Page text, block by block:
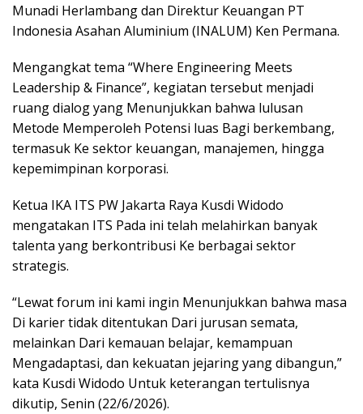
Munadi Herlambang dan Direktur Keuangan PT
Indonesia Asahan Aluminium (INALUM) Ken Permana.
Mengangkat tema “Where Engineering Meets
Leadership & Finance”, kegiatan tersebut menjadi
ruang dialog yang Menunjukkan bahwa lulusan
Metode Memperoleh Potensi luas Bagi berkembang,
termasuk Ke sektor keuangan, manajemen, hingga
kepemimpinan korporasi.
Ketua IKA ITS PW Jakarta Raya Kusdi Widodo
mengatakan ITS Pada ini telah melahirkan banyak
talenta yang berkontribusi Ke berbagai sektor
strategis.
“Lewat forum ini kami ingin Menunjukkan bahwa masa
Di karier tidak ditentukan Dari jurusan semata,
melainkan Dari kemauan belajar, kemampuan
Mengadaptasi, dan kekuatan jejaring yang dibangun,”
kata Kusdi Widodo Untuk keterangan tertulisnya
dikutip, Senin (22/6/2026).